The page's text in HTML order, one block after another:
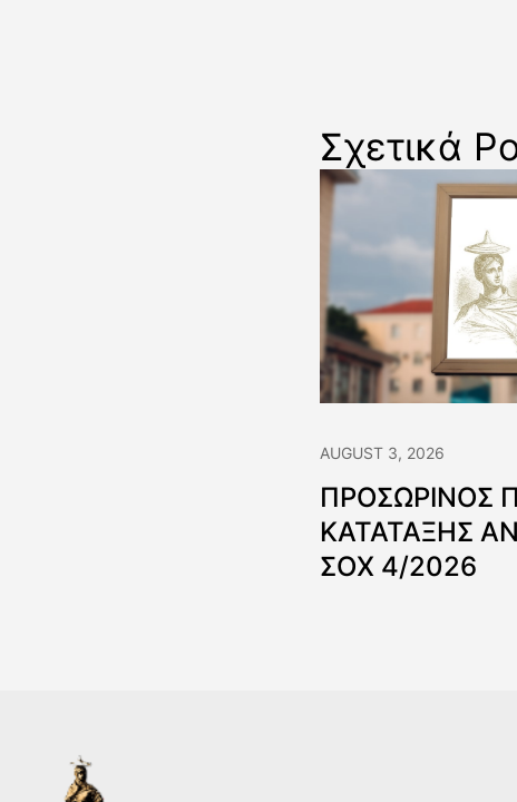
Σχετικά
AUGUST 3, 2026
ΠΡΟΣΩΡΙΝΟΣ
ΚΑΤΑΤΑΞΗΣ
ΣΟΧ 4/2026